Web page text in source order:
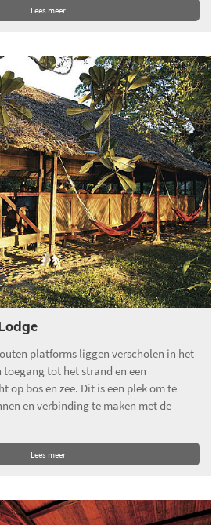
Lees meer
platforms liggen verscholen in het
toegang tot het strand en een
op bos en zee. Dit is een plek om te
en verbinding te maken met de
Lees meer